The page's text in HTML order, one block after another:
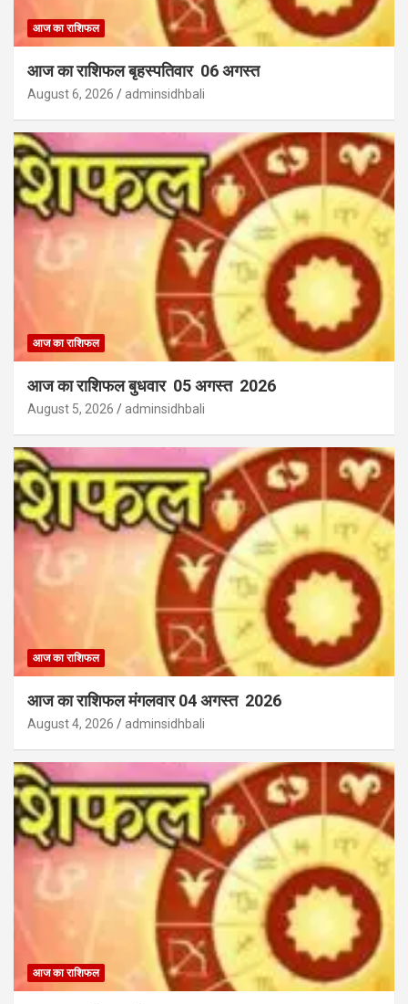
आज का राशिफल
आज का राशिफल बृहस्पतिवार 06 अगस्त
August 6, 2026 adminsidhbali
आज का राशिफल
आज का राशिफल बुधवार 05 अगस्त 2026
August 5, 2026 adminsidhbali
आज का राशिफल
आज का राशिफल मंगलवार 04 अगस्त 2026
August 4, 2026 adminsidhbali
आज का राशिफल